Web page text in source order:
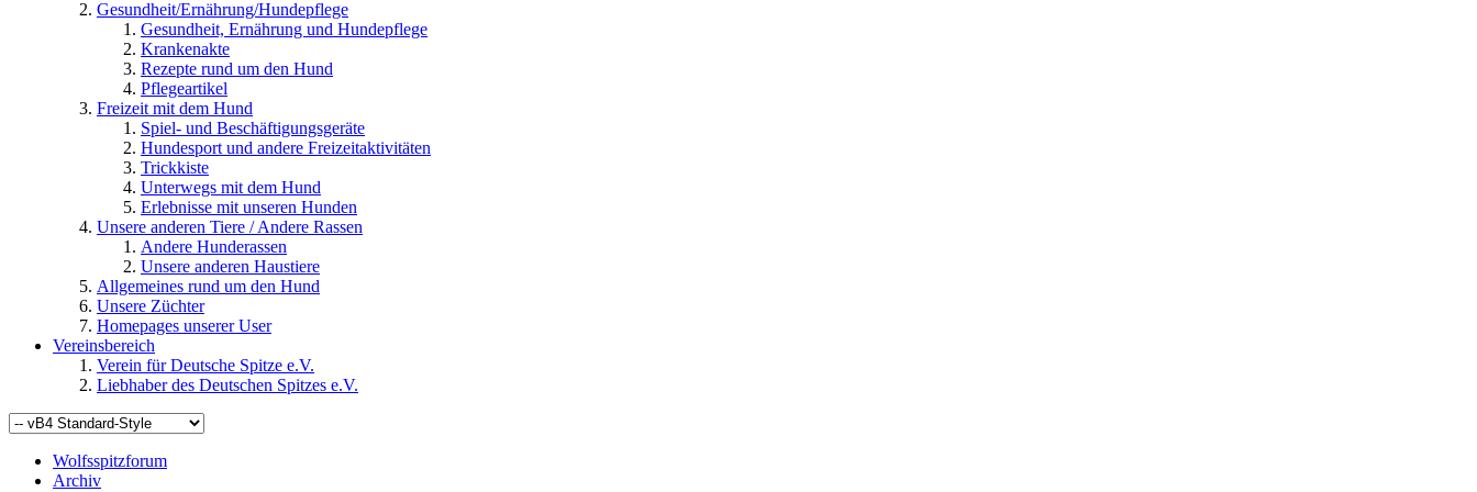
Gesundheit/Ernährung/Hundepflege
Gesundheit, Ernährung und Hundepflege
Krankenakte
Rezepte rund um den Hund
Pflegeartikel
Freizeit mit dem Hund
Spiel- und Beschäftigungsgeräte
Hundesport und andere Freizeitaktivitäten
Trickkiste
Unterwegs mit dem Hund
Erlebnisse mit unseren Hunden
Unsere anderen Tiere / Andere Rassen
Andere Hunderassen
Unsere anderen Haustiere
Allgemeines rund um den Hund
Unsere Züchter
Homepages unserer User
Vereinsbereich
Verein für Deutsche Spitze e.V.
Liebhaber des Deutschen Spitzes e.V.
Wolfsspitzforum
Archiv